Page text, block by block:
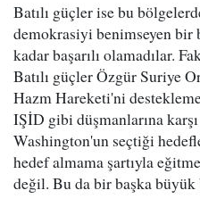
Batılı güçler ise bu
demokrasiyi benimseyen bir
kadar başarılı olamadılar.
Batılı güçler Özgür Suriye
Hazm Hareketi'ni
IŞİD gibi düşmanlarına
Washington'un seçtiği
hedef almama şartıyla
değil. Bu da bir başka büyük